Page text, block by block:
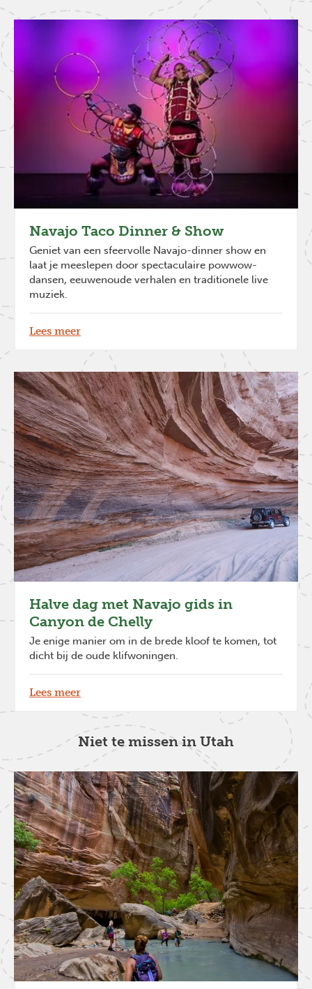
Navajo Taco Dinner & Show
Geniet van een sfeervolle Navajo-dinner show en
laat je meeslepen door spectaculaire powwow-
dansen, eeuwenoude verhalen en traditionele live
muziek.
Lees meer
Halve dag met Navajo gids in
Canyon de Chelly
Je enige manier om in de brede kloof te komen, tot
dicht bij de oude klifwoningen.
Lees meer
Niet te missen in Utah